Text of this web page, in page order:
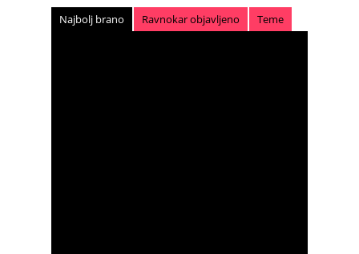
Najbolj brano Ravnokar objavljeno Teme